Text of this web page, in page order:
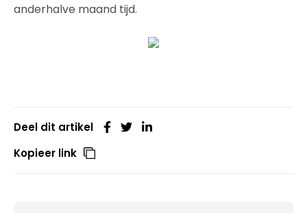
anderhalve maand tijd.
Deel dit artikel
Kopieer link